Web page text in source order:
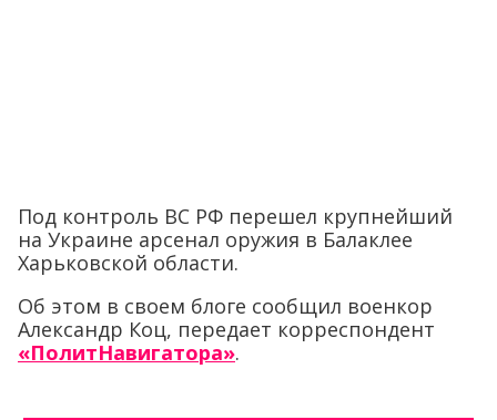
Под контроль ВС РФ перешел крупнейший
на Украине арсенал оружия в Балаклее
Харьковской области.
Об этом в своем блоге сообщил военкор
Александр Коц, передает корреспондент
«ПолитНавигатора».